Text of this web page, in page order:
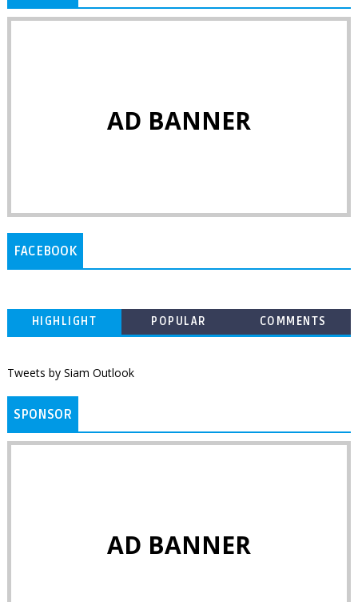
AD BANNER
FACEBOOK
HIGHLIGHT POPULAR COMMENTS
Tweets by Siam Outlook
SPONSOR
AD BANNER